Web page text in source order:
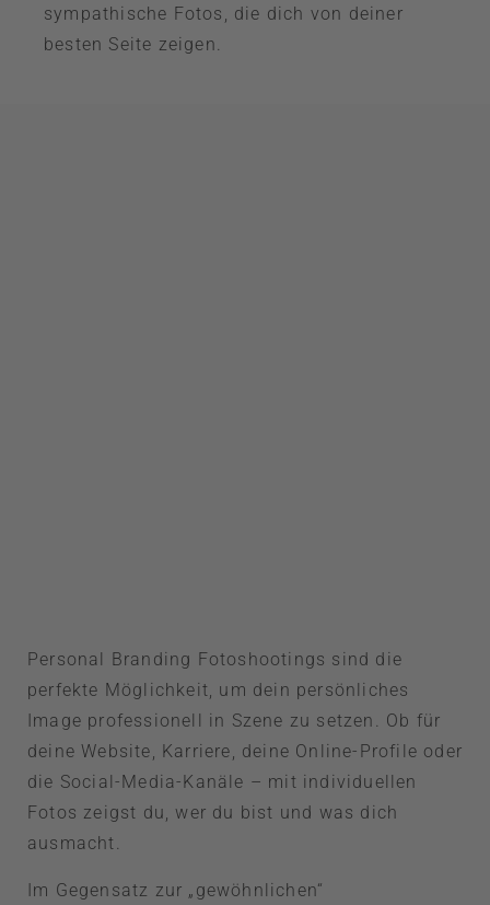
sympathische Fotos, die dich von deiner
besten Seite zeigen.
Personal Branding Fotoshootings sind die
perfekte Möglichkeit, um dein persönliches
Image professionell in Szene zu setzen. Ob für
deine Website, Karriere, deine Online-Profile oder
die Social-Media-Kanäle – mit individuellen
Fotos zeigst du, wer du bist und was dich
ausmacht.
Im Gegensatz zur „gewöhnlichen“